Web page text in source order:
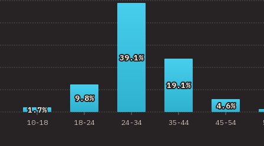
Uruguay
Vietnam
Estonia
Egypt
10-18 18-24 24-34 35-44 45-54
1.7%
1.7%
9.8%
9.8%
39.1%
39.1%
19.1%
19.1%
4.6%
4.6%